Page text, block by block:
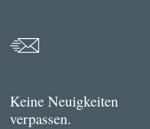
Keine Neuigkeiten
verpassen.